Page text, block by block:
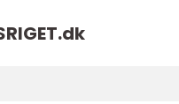
dk